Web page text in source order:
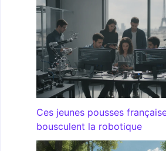
Ces jeunes pousses
bousculent la robotique